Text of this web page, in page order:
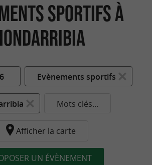
sportifs à
Evènements sportifs
Mots clés...
Afficher la carte
UN ÉVÈNEMENT